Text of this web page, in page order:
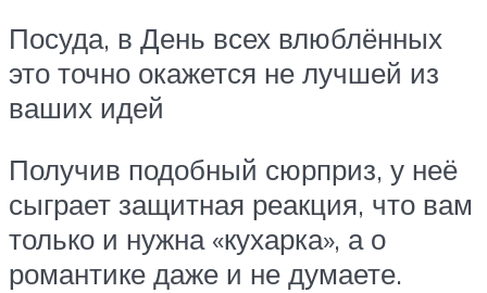
Посуда, в День всех влюблённых
это точно окажется не лучшей из
ваших идей
Получив подобный сюрприз, у неё
сыграет защитная реакция, что вам
только и нужна «кухарка», а о
романтике даже и не думаете.